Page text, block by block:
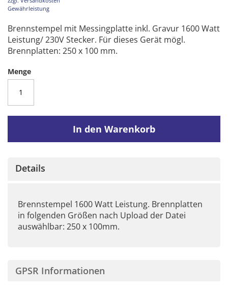
Gewährleistung
Brennstempel mit Messingplatte inkl. Gravur 1600 Watt
Leistung/ 230V Stecker. Für dieses Gerät mögl.
Brennplatten: 250 x 100 mm.
Menge
In den Warenkorb
Details
Brennstempel 1600 Watt Leistung. Brennplatten
in folgenden Größen nach Upload der Datei
auswählbar: 250 x 100mm.
GPSR Informationen